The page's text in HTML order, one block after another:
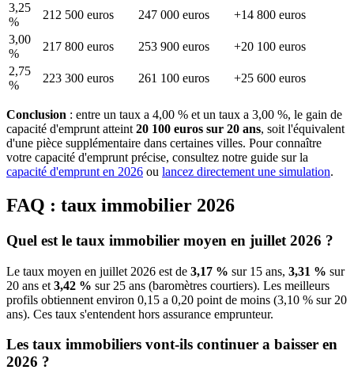
3,25
%
212 500 euros 247 000 euros
+14 800 euros
3,00
%
217 800 euros 253 900 euros
+20 100 euros
2,75
%
223 300 euros 261 100 euros +25 600 euros
Conclusion : entre un taux a 4,00 % et un taux a 3,00 %, le gain de
capacité d'emprunt atteint 20 100 euros sur 20 ans, soit l'équivalent
d'une pièce supplémentaire dans certaines villes. Pour connaître
votre capacité d'emprunt précise, consultez notre guide sur la
capacité d'emprunt en 2026 ou lancez directement une simulation.
FAQ : taux immobilier 2026
Quel est le taux immobilier moyen en juillet 2026 ?
Le taux moyen en juillet 2026 est de 3,17 % sur 15 ans, 3,31 % sur
20 ans et 3,42 % sur 25 ans (baromètres courtiers). Les meilleurs
profils obtiennent environ 0,15 a 0,20 point de moins (3,10 % sur 20
ans). Ces taux s'entendent hors assurance emprunteur.
Les taux immobiliers vont-ils continuer a baisser en
2026 ?